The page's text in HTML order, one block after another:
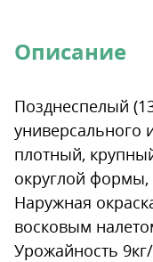
Описание
Позднеспелый
универсального
плотный,
округлой формы,
Наружная
восковым
Урожайность